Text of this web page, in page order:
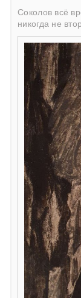
Соколов всё
никогда не